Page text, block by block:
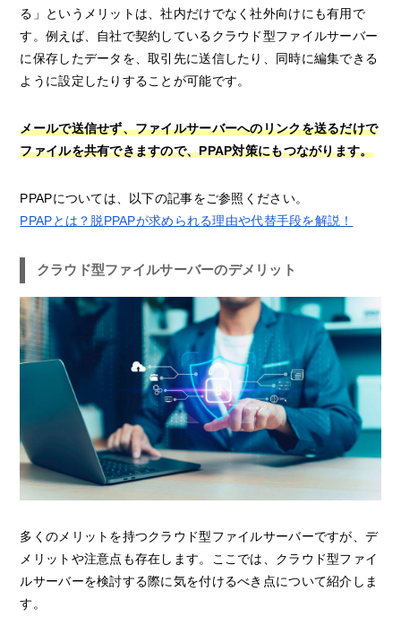
る」というメリットは、社内だけでなく社外向けにも有用で
す。例えば、自社で契約しているクラウド型ファイルサーバー
に保存したデータを、取引先に送信したり、同時に編集できる
ように設定したりすることが可能です。
メールで送信せず、ファイルサーバーへのリンクを送るだけで
ファイルを共有できますので、PPAP対策にもつながります。
PPAPについては、以下の記事をご参照ください。
PPAPとは？脱PPAPが求められる理由や代替手段を解説！
クラウド型ファイルサーバーのデメリット
多くのメリットを持つクラウド型ファイルサーバーですが、デ
メリットや注意点も存在します。ここでは、クラウド型ファイ
ルサーバーを検討する際に気を付けるべき点について紹介しま
す。